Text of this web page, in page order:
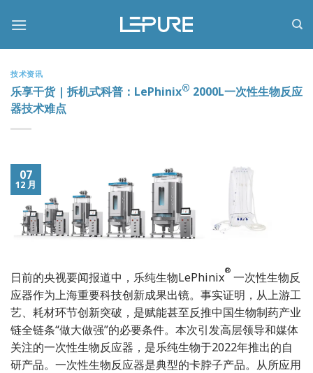
技术资讯
乐享干货 | 拆机式科普：LePhinix® 2000L一次性生物反应
器技术难点
07
12 月
日前的央视要闻报道中，乐纯生物LePhinix® 一次性生物反
应器作为上海重要科技创新成果出镜。事实证明，从上游工
艺、耗材环节创新突破，是赋能甚至反推中国生物制药产业
链全链条“做大做强”的必要条件。本次引发高层领导和媒体
关注的一次性生物反应器，是乐纯生物于2022年推出的自
研产品。一次性生物反应器是典型的卡脖子产品。从所应用